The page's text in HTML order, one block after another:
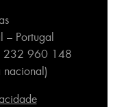
Portugal
232 960 148